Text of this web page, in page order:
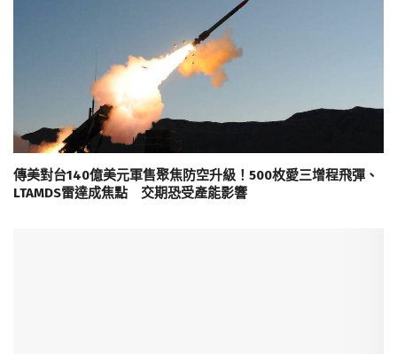
傳美對台140億美元軍售聚焦防空升級！500枚愛三增程飛彈、
LTAMDS雷達成焦點 交期恐受產能影響